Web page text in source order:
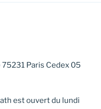
Paris Cedex 05
est ouvert du lundi